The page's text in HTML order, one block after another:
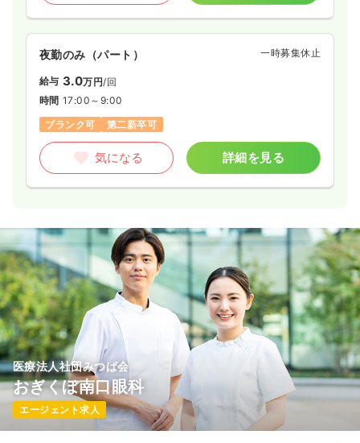
夜勤のみ（パート） 一時募集休止
給与 3.0万円/回
時間 17:00～9:00
ブランク可
第二新卒可
気になる 詳細を見る
医療法人社団みつば会
おぎくぼ南口眼科
エージェント求人